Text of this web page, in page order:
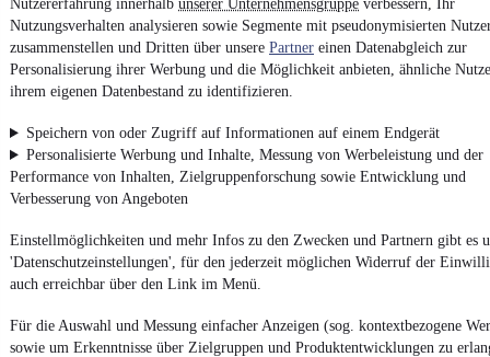
Nutzererfahrung innerhalb unserer Unternehmensgruppe verbessern, Ihr
Nutzungsverhalten analysieren sowie Segmente mit pseudonymisierten
zusammenstellen und Dritten über unsere Partner einen Datenabgleich zur
Personalisierung ihrer Werbung und die Möglichkeit anbieten, ähnliche
ihrem eigenen Datenbestand zu identifizieren.
Speichern von oder Zugriff auf Informationen auf einem Endgerät
Personalisierte Werbung und Inhalte, Messung von Werbeleistung und der
Performance von Inhalten, Zielgruppenforschung sowie Entwicklung und
Verbesserung von Angeboten
Einstellmöglichkeiten und mehr Infos zu den Zwecken und Partnern gibt es
'Datenschutzeinstellungen', für den jederzeit möglichen Widerruf der
auch erreichbar über den Link im Menü.
Für die Auswahl und Messung einfacher Anzeigen (sog. kontextbezogene
sowie um Erkenntnisse über Zielgruppen und Produktentwicklungen zu